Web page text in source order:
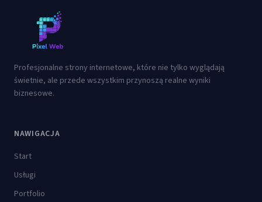
Profesjonalne strony internetowe, które nie tylko wyglądają
świetnie, ale przede wszystkim przynoszą realne wyniki
biznesowe.
NAWIGACJA
Start
Usługi
Portfolio